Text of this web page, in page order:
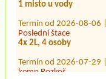
Termín od 2026-08-06 |
4x 2L, 4 osoby
Termín od 2026-07-29 |
Chatka, srub 2 osoby